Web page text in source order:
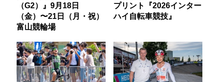
（G2）』9月18日
（金）〜21日（月・祝）
富山競輪場
プリント『2026インター
ハイ自転車競技』